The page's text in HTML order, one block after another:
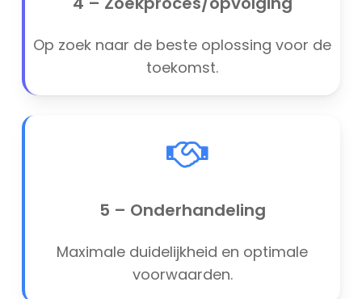
Op zoek naar de beste oplossing voor de
toekomst.
5 – Onderhandeling
Maximale duidelijkheid en optimale
voorwaarden.